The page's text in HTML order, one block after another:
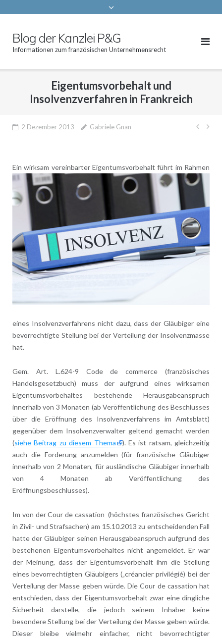
Blog der Kanzlei P&G
Informationen zum französischen Unternehmensrecht
Eigentumsvorbehalt und
Insolvenzverfahren in Frankreich
2 Dezember 2013 Gabriele Gnan
Ein wirksam vereinbarter Eigentumsvorbehalt führt im Rahmen
eines Insolvenzverfahrens nicht dazu, dass der Gläubiger eine
bevorrechtigte Stellung bei der Verteilung der Insolvenzmasse
hat.
Gem. Art. L.624-9 Code de commerce (französisches
Handelsgesetzbuch) muss der aufgrund eines wirksamen
Eigentumsvorbehaltes bestehende Herausgabeanspruch
innerhalb von 3 Monaten (ab Veröffentlichung des Beschlusses
über die Eröffnung des Insolvenzverfahrens im Amtsblatt)
gegenüber dem Insolvenzverwalter geltend gemacht werden
(siehe Beitrag zu diesem Thema
). Es ist ratsam, gleichzeitig
auch die Forderung anzumelden (für französische Gläubiger
innerhalb von 2 Monaten, für ausländische Gläubiger innerhalb
von 4 Monaten ab Veröffentlichung des
Eröffnungsbeschlusses).
Im von der Cour de cassation (höchstes französisches Gericht
in Zivil- und Strafsachen) am 15.10.2013 zu entscheidenden Fall
hatte der Gläubiger seinen Herausgabeanspruch aufgrund des
bestehenen Eigentumsvorbehaltes nicht angemeldet. Er war
der Meinung, dass der Eigentumsvorbehalt ihm die Stellung
eines bevorrechtigten Gläubigers („créancier privilégié) bei der
Verteilung der Masse geben würde. Die Cour de cassation hat
entschieden, dass der Eigentumsvorbehalt zwar eine dingliche
Sicherheit darstelle, die jedoch seinem Inhaber keine
besondere Stellung bei der Verteilung der Masse geben würde.
Dieser bleibe vielmehr einfacher, nicht bevorrechtigter